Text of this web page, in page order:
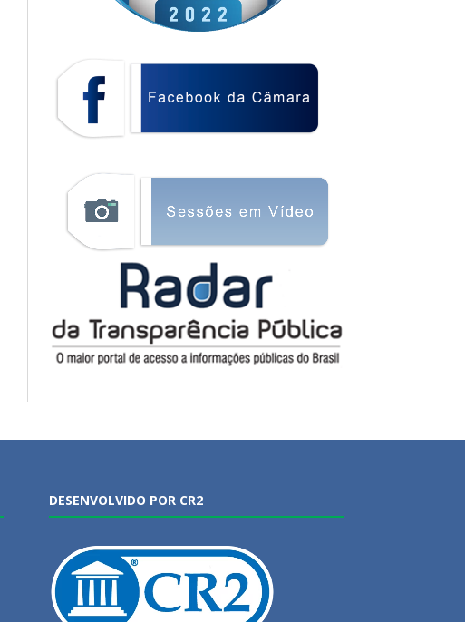
DESENVOLVIDO POR CR2